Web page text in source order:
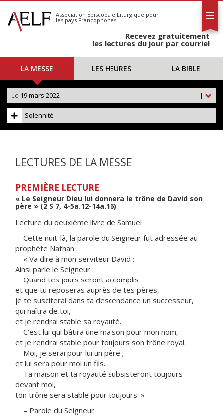
S'abonner
Calendrier
Association Épiscopale Liturgique pour
les pays Francophones
Recevez gratuitement
les lectures du jour par courriel
LA MESSE LES HEURES LA BIBLE
|
Le 19 mars 2022
Solennité
LECTURES DE LA MESSE
PREMIÈRE LECTURE
« Le Seigneur Dieu lui donnera le trône de David son
père » (2 S 7, 4-5a.12-14a.16)
Lecture du deuxième livre de Samuel
Cette nuit-là, la parole du Seigneur fut adressée au
prophète Nathan :
« Va dire à mon serviteur David :
Ainsi parle le Seigneur :
Quand tes jours seront accomplis
et que tu reposeras auprès de tes pères,
je te susciterai dans ta descendance un successeur,
qui naîtra de toi,
et je rendrai stable sa royauté.
C’est lui qui bâtira une maison pour mon nom,
et je rendrai stable pour toujours son trône royal.
Moi, je serai pour lui un père ;
et lui sera pour moi un fils.
Ta maison et ta royauté subsisteront toujours
devant moi,
ton trône sera stable pour toujours. »
– Parole du Seigneur.